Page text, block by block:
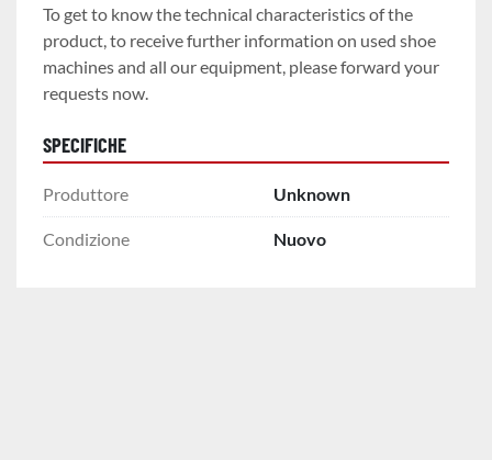
To get to know the technical characteristics of the
product, to receive further information on used shoe
machines and all our equipment, please forward your
requests now.
SPECIFICHE
Produttore Unknown
Condizione Nuovo